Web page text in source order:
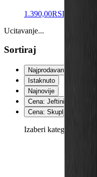
1.390,00RSD
Ucitavanje...
Sortiraj
Najprodavanije
Istaknuto
Najnovije
Cena: Jeftinije
Cena: Skuplje
Izaberi kategoriju